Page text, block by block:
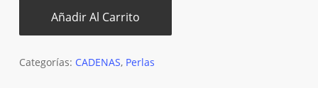
Añadir Al Carrito
Categorías: CADENAS, Perlas